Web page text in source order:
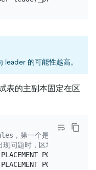
leader 的可能性越高。
表的主副本固定在区
第一个是区域 1 作为主
问题时，区域 2 会作为主
POLICY
POLICY